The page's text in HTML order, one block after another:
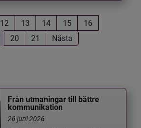
12 13 14 15
16
20 21 Nästa
Från utmaningar till bättre
kommunikation
26 juni 2026